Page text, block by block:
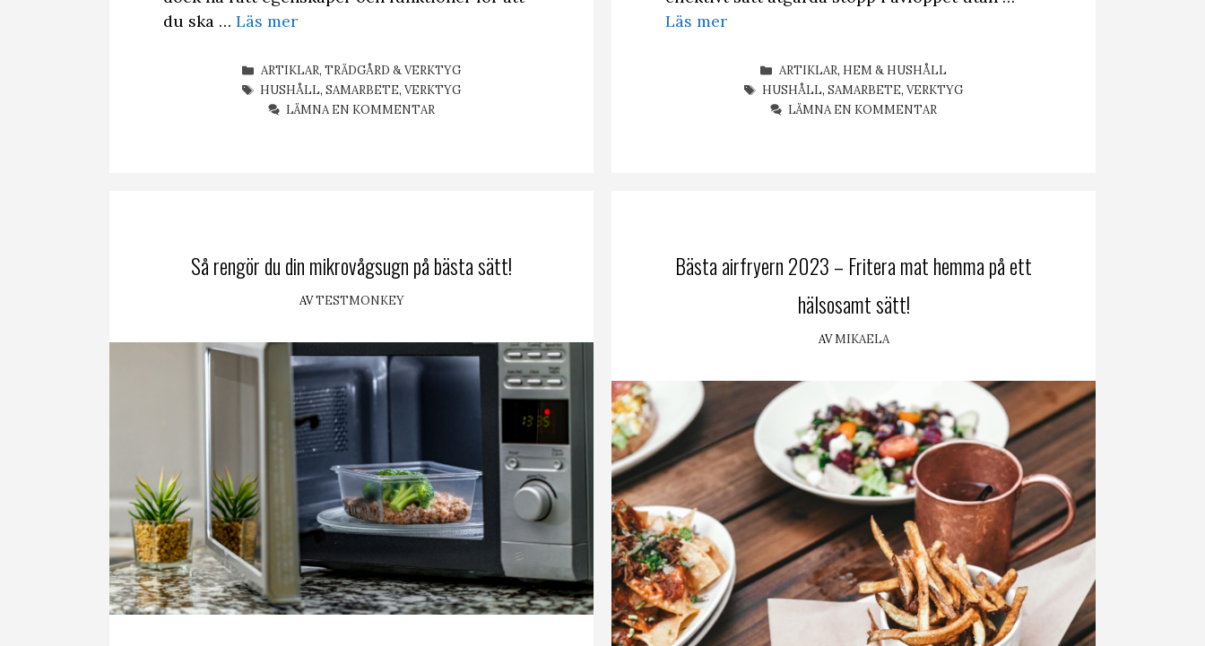
du ska … Läs mer
KATEGORIER
ARTIKLAR, TRÄDGÅRD & VERKTYG
ETIKETTER
HUSHÅLL,SAMARBETE,VERKTYG
LÄMNA EN KOMMENTAR
Läs mer
KATEGORIER
ARTIKLAR, HEM & HUSHÅLL
ETIKETTER
HUSHÅLL,SAMARBETE,VERKTYG
LÄMNA EN KOMMENTAR
Så rengör du din mikrovågsugn på bästa sätt!
AVTESTMONKEY
Bästa airfryern 2023 – Fritera mat hemma på ett
hälsosamt sätt!
AVMIKAELA